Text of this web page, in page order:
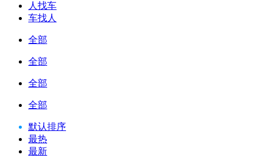
人找车
车找人
全部
全部
全部
全部
默认排序
最热
最新